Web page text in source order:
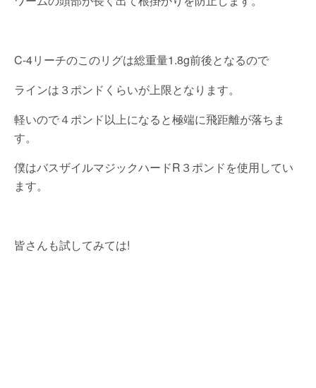
C-4リーチのこのリグは総重量1.8g前後となるので
ラインは３ポンドくらいが上限となります。
軽いので４ポンド以上になると極端に飛距離が落ちま
す。
僕はバスザイルマジックハードR３ポンドを使用してい
ます。
皆さんも試してみては!